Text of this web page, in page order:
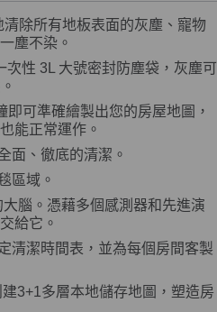
除所有地板表面的灰塵、寵物
塵不染。
次性 3L 大號密封防塵袋，灰塵可
即可準確繪製出您的房屋地圖，
能正常運作。
面、徹底的清潔。
區域。
腦。憑藉多個感測器和先進演
給它。
清潔時間表，並為每個房間客製
3+1多層本地儲存地圖，塑造房